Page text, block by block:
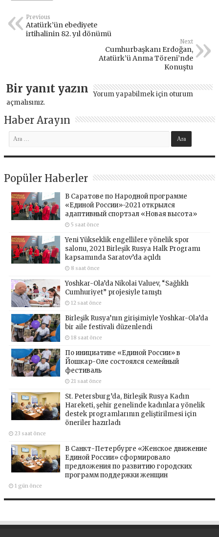
Previous
Atatürk’ün ebediyete
irtihalinin 82. yıl dönümü
Next
Cumhurbaşkanı Erdoğan,
Atatürk’ü Anma Töreni’nde
Konuştu
Bir yanıt yazın Yorum yapabilmek için oturum
açmalısınız.
Haber Arayın
Popüler Haberler
В Саратове по Народной программе
«Единой России»-2021 открылся
адаптивный спортзал «Новая высота»
5 saat önce
Yeni Yükseklik engellilere yönelik spor
salonu, 2021 Birleşik Rusya Halk Programı
kapsamında Saratov’da açıldı
8 saat önce
Yoshkar-Ola’da Nikolai Valuev, “Sağlıklı
Cumhuriyet” projesiyle tanıştı
12 saat önce
Birleşik Rusya’nın girişimiyle Yoshkar-Ola’da
bir aile festivali düzenlendi
18 saat önce
По инициативе «Единой России» в
Йошкар-Оле состоялся семейный
фестиваль
21 saat önce
St. Petersburg’da, Birleşik Rusya Kadın
Hareketi, şehir genelinde kadınlara yönelik
destek programlarının geliştirilmesi için
öneriler hazırladı
23 saat önce
В Санкт-Петербурге «Женское движение
Единой России» сформировало
предложения по развитию городских
программ поддержки женщин
1 gün önce